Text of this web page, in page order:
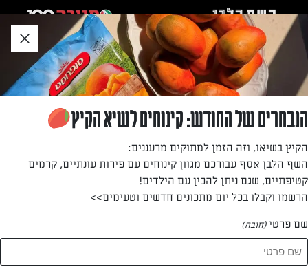
לאזור
תוכן
תחתון
חזרה לעמוד הבית
שלומי שלום
—
המתכונים של
הנבחרים של החודש: קינוחים לשיא הקיץ
הקיץ בשיאו, וזה הזמן למתוקים מרעננים:
השף הלבן אסף עבורכם מגוון קינוחים עם פירות עונתיים, קרמים
קטיפתיים, שגם ניתן להכין עם הילדים!
הרשמו וקבלו בכל יום מתכונים חדשים וטעימים>>
שם פרטי(חובה)